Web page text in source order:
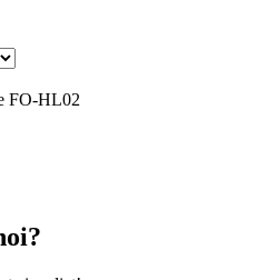
FO-HL02